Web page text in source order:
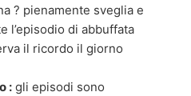
? pienamente sveglia e
l’episodio di abbuffata
il ricordo il giorno
: gli episodi sono